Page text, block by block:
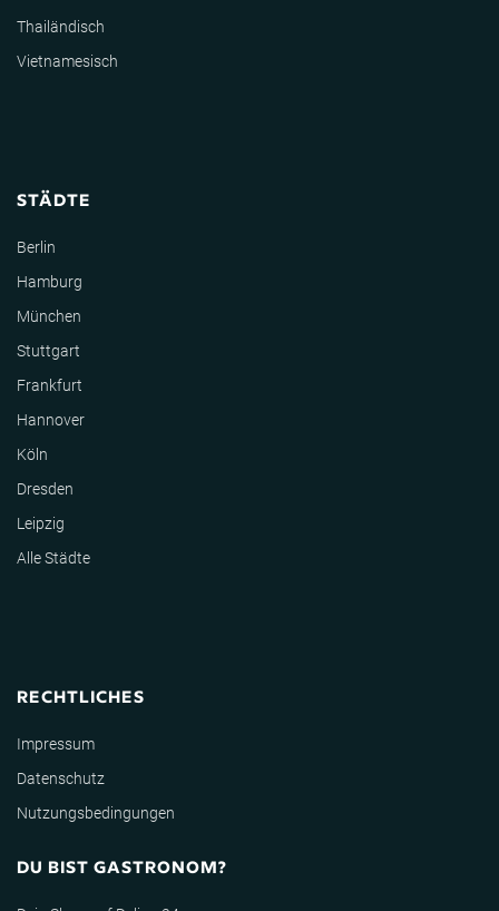
Thailändisch
Vietnamesisch
STÄDTE
Berlin
Hamburg
München
Stuttgart
Frankfurt
Hannover
Köln
Dresden
Leipzig
Alle Städte
RECHTLICHES
Impressum
Datenschutz
Nutzungsbedingungen
DU BIST GASTRONOM?